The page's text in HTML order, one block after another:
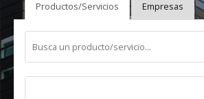
Productos/Servicios Empresas